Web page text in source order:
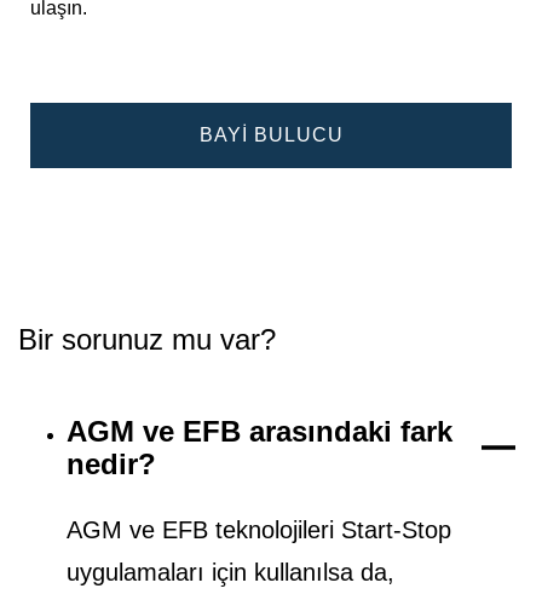
ulaşın.
BAYI BULUCU
Bir sorunuz mu var?
AGM ve EFB arasındaki fark
nedir?
AGM ve EFB teknolojileri Start-Stop
uygulamaları için kullanılsa da,